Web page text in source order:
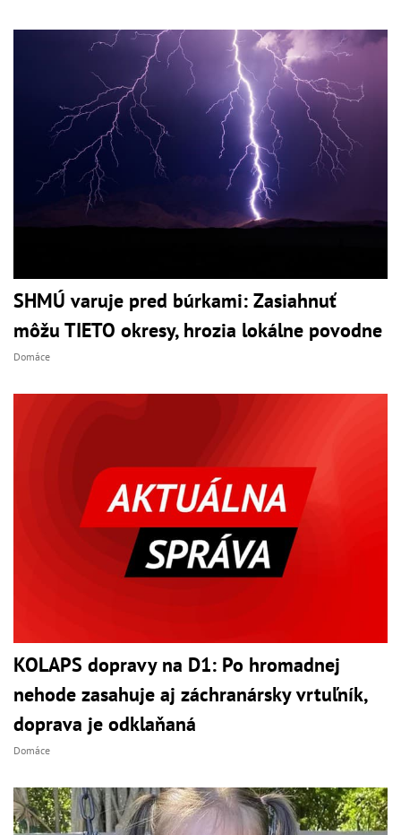
SHMÚ varuje pred búrkami: Zasiahnuť
môžu TIETO okresy, hrozia lokálne povodne
Domáce
KOLAPS dopravy na D1: Po hromadnej
nehode zasahuje aj záchranársky vrtuľník,
doprava je odklaňaná
Domáce